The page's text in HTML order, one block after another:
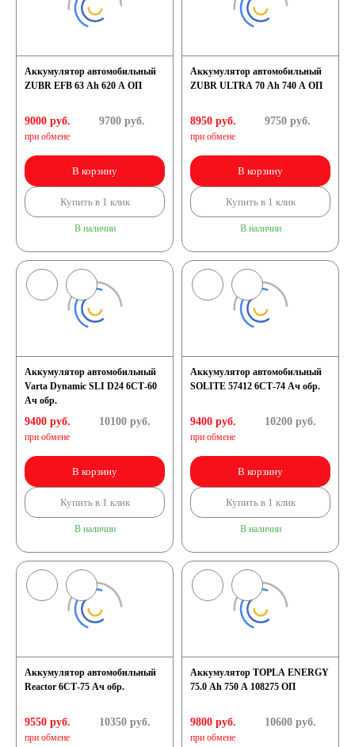
Аккумулятор автомобильный
ZUBR EFB 63 Ah 620 A ОП
9000 руб.
при обмене
9700руб.
В корзину
Купить в 1 клик
В наличии
Аккумулятор автомобильный
ZUBR ULTRA 70 Ah 740 A ОП
8950 руб.
при обмене
9750руб.
В корзину
Купить в 1 клик
В наличии
Аккумулятор автомобильный
Varta Dynamic SLI D24 6СТ-60
Ач обр.
9400 руб.
при обмене
10100руб.
В корзину
Купить в 1 клик
В наличии
Аккумулятор автомобильный
SOLITE 57412 6СТ-74 Ач обр.
9400 руб.
при обмене
10200руб.
В корзину
Купить в 1 клик
В наличии
Аккумулятор автомобильный
Reactor 6СТ-75 Ач обр.
9550 руб.
при обмене
10350руб.
Аккумулятор TOPLA ENERGY
75.0 Ah 750 A 108275 ОП
9800 руб.
при обмене
10600руб.